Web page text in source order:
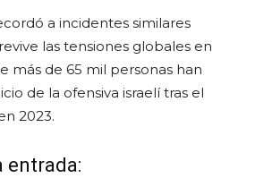
a incidentes similares
las tensiones globales en
más de 65 mil personas han
de la ofensiva israelí tras el
2023.
entrada: